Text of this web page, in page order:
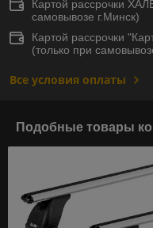
Картой рассрочки
самовывозе г.Минск)
Картой рассрочки
(только при
Все условия оплаты
Подобные товары